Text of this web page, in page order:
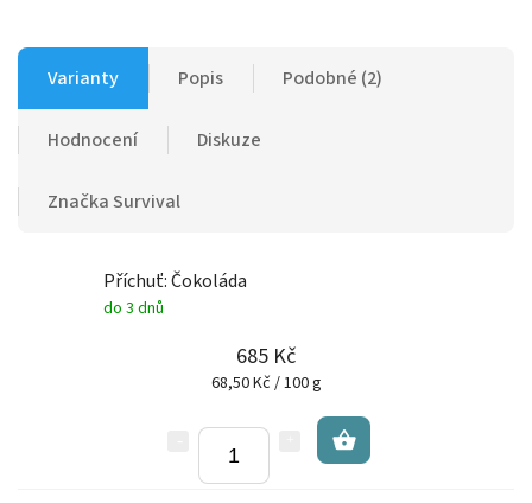
Varianty Popis Podobné (2)
Hodnocení Diskuze
ZnačkaSurvival
Příchuť: Čokoláda
do 3 dnů
685 Kč
68,50 Kč / 100 g